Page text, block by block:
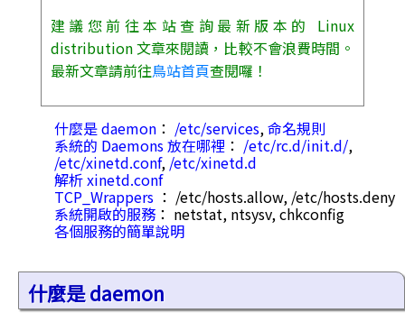
建議您前往本站查詢最新版本的 Linux
distribution 文章來閱讀，比較不會浪費時間。
最新文章請前往鳥站首頁查閱囉！
什麼是 daemon ： /etc/services,命名規則
系統的 Daemons 放在哪裡 ： /etc/rc.d/init.d/,
/etc/xinetd.conf, /etc/xinetd.d
解析 xinetd.conf
TCP_Wrappers ： /etc/hosts.allow, /etc/hosts.deny
系統開啟的服務 ： netstat, ntsysv, chkconfig
各個服務的簡單說明
什麼是 daemon